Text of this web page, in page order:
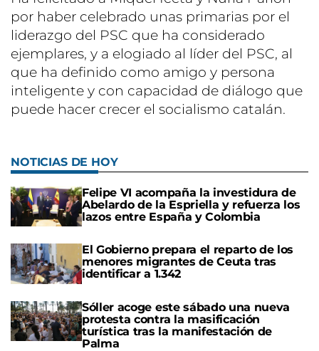
por haber celebrado unas primarias por el
liderazgo del PSC que ha considerado
ejemplares, y a elogiado al líder del PSC, al
que ha definido como amigo y persona
inteligente y con capacidad de diálogo que
puede hacer crecer el socialismo catalán.
NOTICIAS DE HOY
Felipe VI acompaña la investidura de
Abelardo de la Espriella y refuerza los
lazos entre España y Colombia
El Gobierno prepara el reparto de los
menores migrantes de Ceuta tras
identificar a 1.342
Sóller acoge este sábado una nueva
protesta contra la masificación
turística tras la manifestación de
Palma